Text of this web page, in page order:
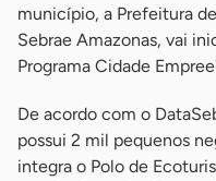
município, a Prefeitura
Sebrae Amazonas, vai
Programa Cidade
De acordo com o
possui 2 mil pequenos
integra o Polo de